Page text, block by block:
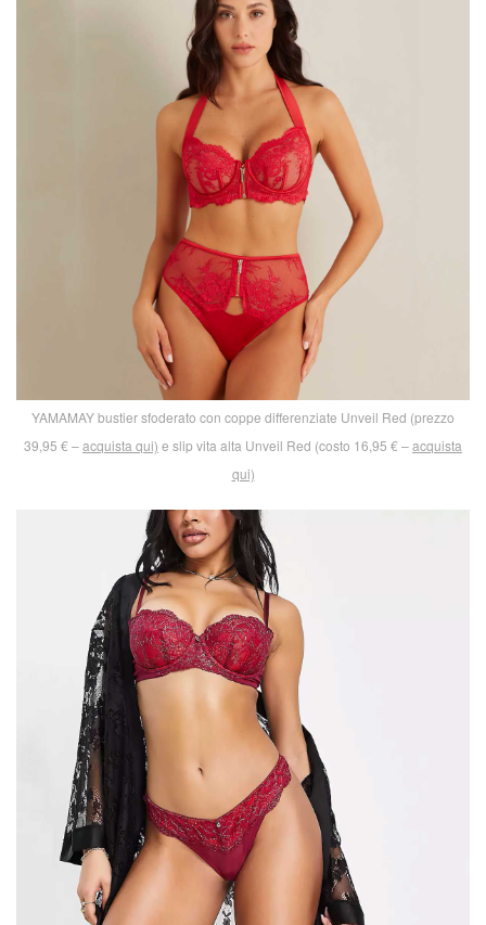
YAMAMAY bustier sfoderato con coppe differenziate Unveil Red (prezzo
39,95 € –acquista qui) e slip vita alta Unveil Red (costo 16,95 € –acquista
qui)